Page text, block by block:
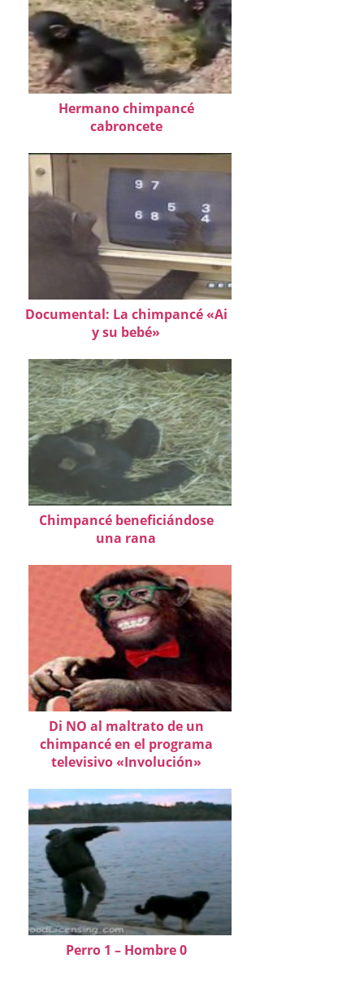
Hermano chimpancé
cabroncete
Documental: La chimpancé «Ai
y su bebé»
Chimpancé beneficiándose
una rana
Di NO al maltrato de un
chimpancé en el programa
televisivo «Involución»
Perro 1 – Hombre 0